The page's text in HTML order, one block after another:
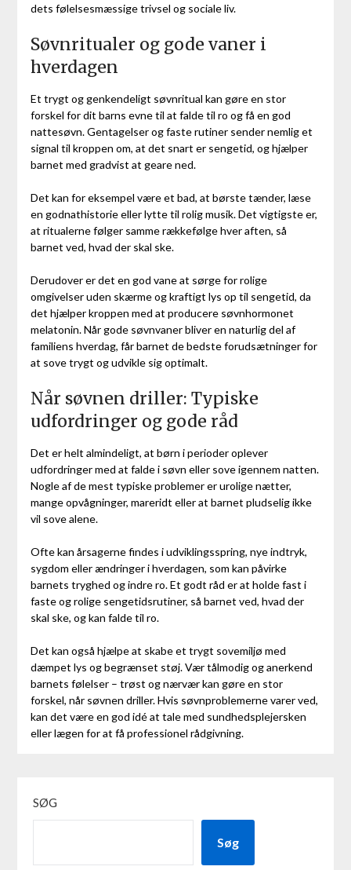
dets følelsesmæssige trivsel og sociale liv.
Søvnritualer og gode vaner i
hverdagen
Et trygt og genkendeligt søvnritual kan gøre en stor
forskel for dit barns evne til at falde til ro og få en god
nattesøvn. Gentagelser og faste rutiner sender nemlig et
signal til kroppen om, at det snart er sengetid, og hjælper
barnet med gradvist at geare ned.
Det kan for eksempel være et bad, at børste tænder, læse
en godnathistorie eller lytte til rolig musik. Det vigtigste er,
at ritualerne følger samme rækkefølge hver aften, så
barnet ved, hvad der skal ske.
Derudover er det en god vane at sørge for rolige
omgivelser uden skærme og kraftigt lys op til sengetid, da
det hjælper kroppen med at producere søvnhormonet
melatonin. Når gode søvnvaner bliver en naturlig del af
familiens hverdag, får barnet de bedste forudsætninger for
at sove trygt og udvikle sig optimalt.
Når søvnen driller: Typiske
udfordringer og gode råd
Det er helt almindeligt, at børn i perioder oplever
udfordringer med at falde i søvn eller sove igennem natten.
Nogle af de mest typiske problemer er urolige nætter,
mange opvågninger, mareridt eller at barnet pludselig ikke
vil sove alene.
Ofte kan årsagerne findes i udviklingsspring, nye indtryk,
sygdom eller ændringer i hverdagen, som kan påvirke
barnets tryghed og indre ro. Et godt råd er at holde fast i
faste og rolige sengetidsrutiner, så barnet ved, hvad der
skal ske, og kan falde til ro.
Det kan også hjælpe at skabe et trygt sovemiljø med
dæmpet lys og begrænset støj. Vær tålmodig og anerkend
barnets følelser – trøst og nærvær kan gøre en stor
forskel, når søvnen driller. Hvis søvnproblemerne varer ved,
kan det være en god idé at tale med sundhedsplejersken
eller lægen for at få professionel rådgivning.
SØG
Søg